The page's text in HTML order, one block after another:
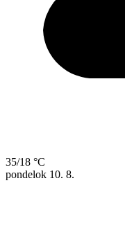
35/18 °C
pondelok 10. 8.